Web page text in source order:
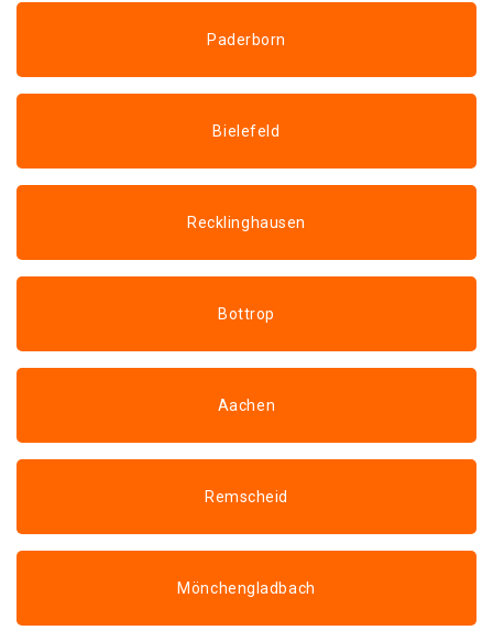
Paderborn
Bielefeld
Recklinghausen
Bottrop
Aachen
Remscheid
Mönchengladbach